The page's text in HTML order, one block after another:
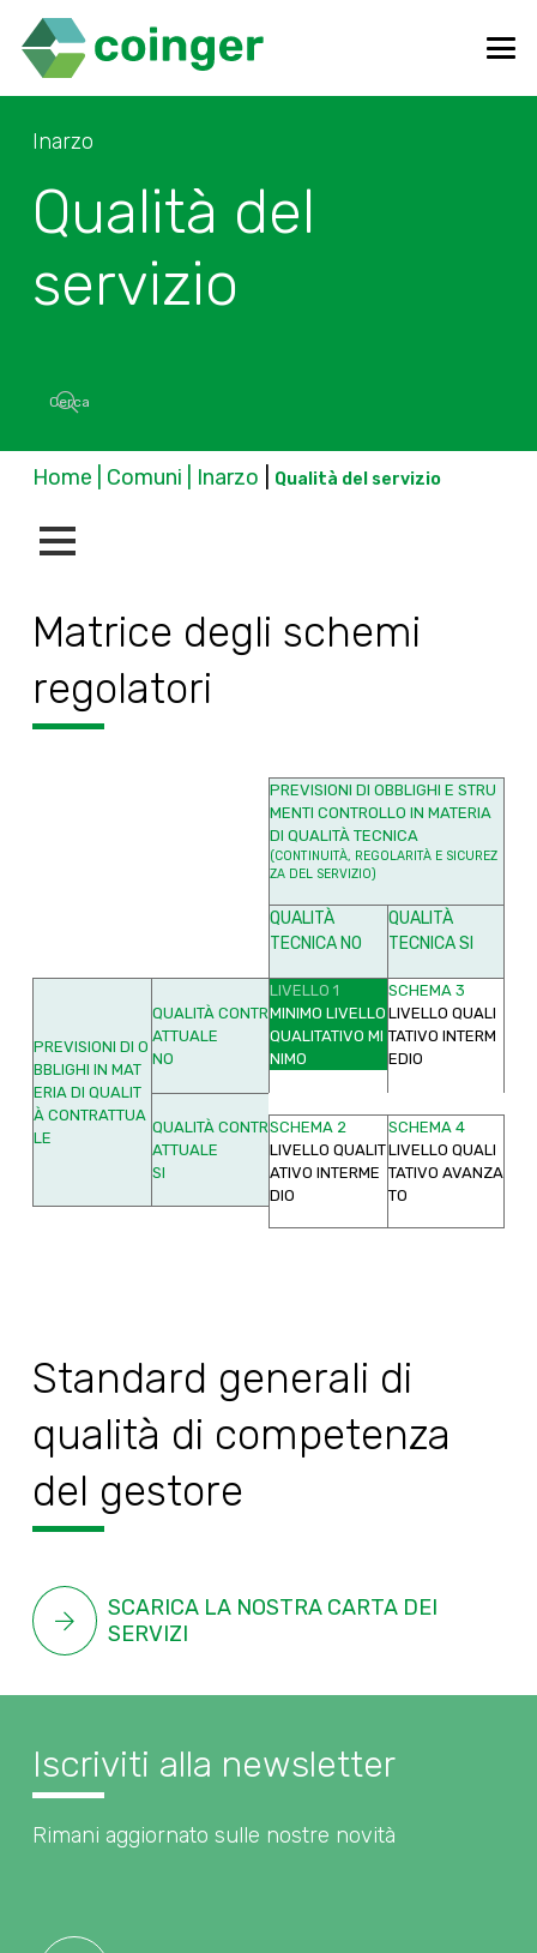
Inarzo
Qualità del
servizio
Home | Comuni | Inarzo Qualità del servizio
Matrice degli schemi
regolatori
PREVISIONI DI OBBLIGHI E STRU
MENTI CONTROLLO IN MATERIA
DI QUALITÀ TECNICA
(CONTINUITÀ, REGOLARITÀ E SICUREZ
ZA DEL SERVIZIO)
QUALITÀ
TECNICA NO
QUALITÀ
TECNICASI
PREVISIONI DI O
BBLIGHI IN MAT
ERIA DI QUALIT
À CONTRATTUA
LE
QUALITÀ CONTR
ATTUALE
NO
QUALITÀ CONTR
ATTUALE
SI
LIVELLO 1
MINIMO LIVELLO
QUALITATIVO MI
NIMO
SCHEMA 2
LIVELLO QUALIT
ATIVO INTERME
DIO
SCHEMA 3
LIVELLO QUALI
TATIVO INTERM
EDIO
SCHEMA 4
LIVELLO QUALI
TATIVO AVANZA
TO
Standard generali di
qualità di competenza
del gestore
SCARICA LA NOSTRA CARTA DEI
SERVIZI
Iscriviti alla newsletter
Rimani aggiornato sulle nostre novità